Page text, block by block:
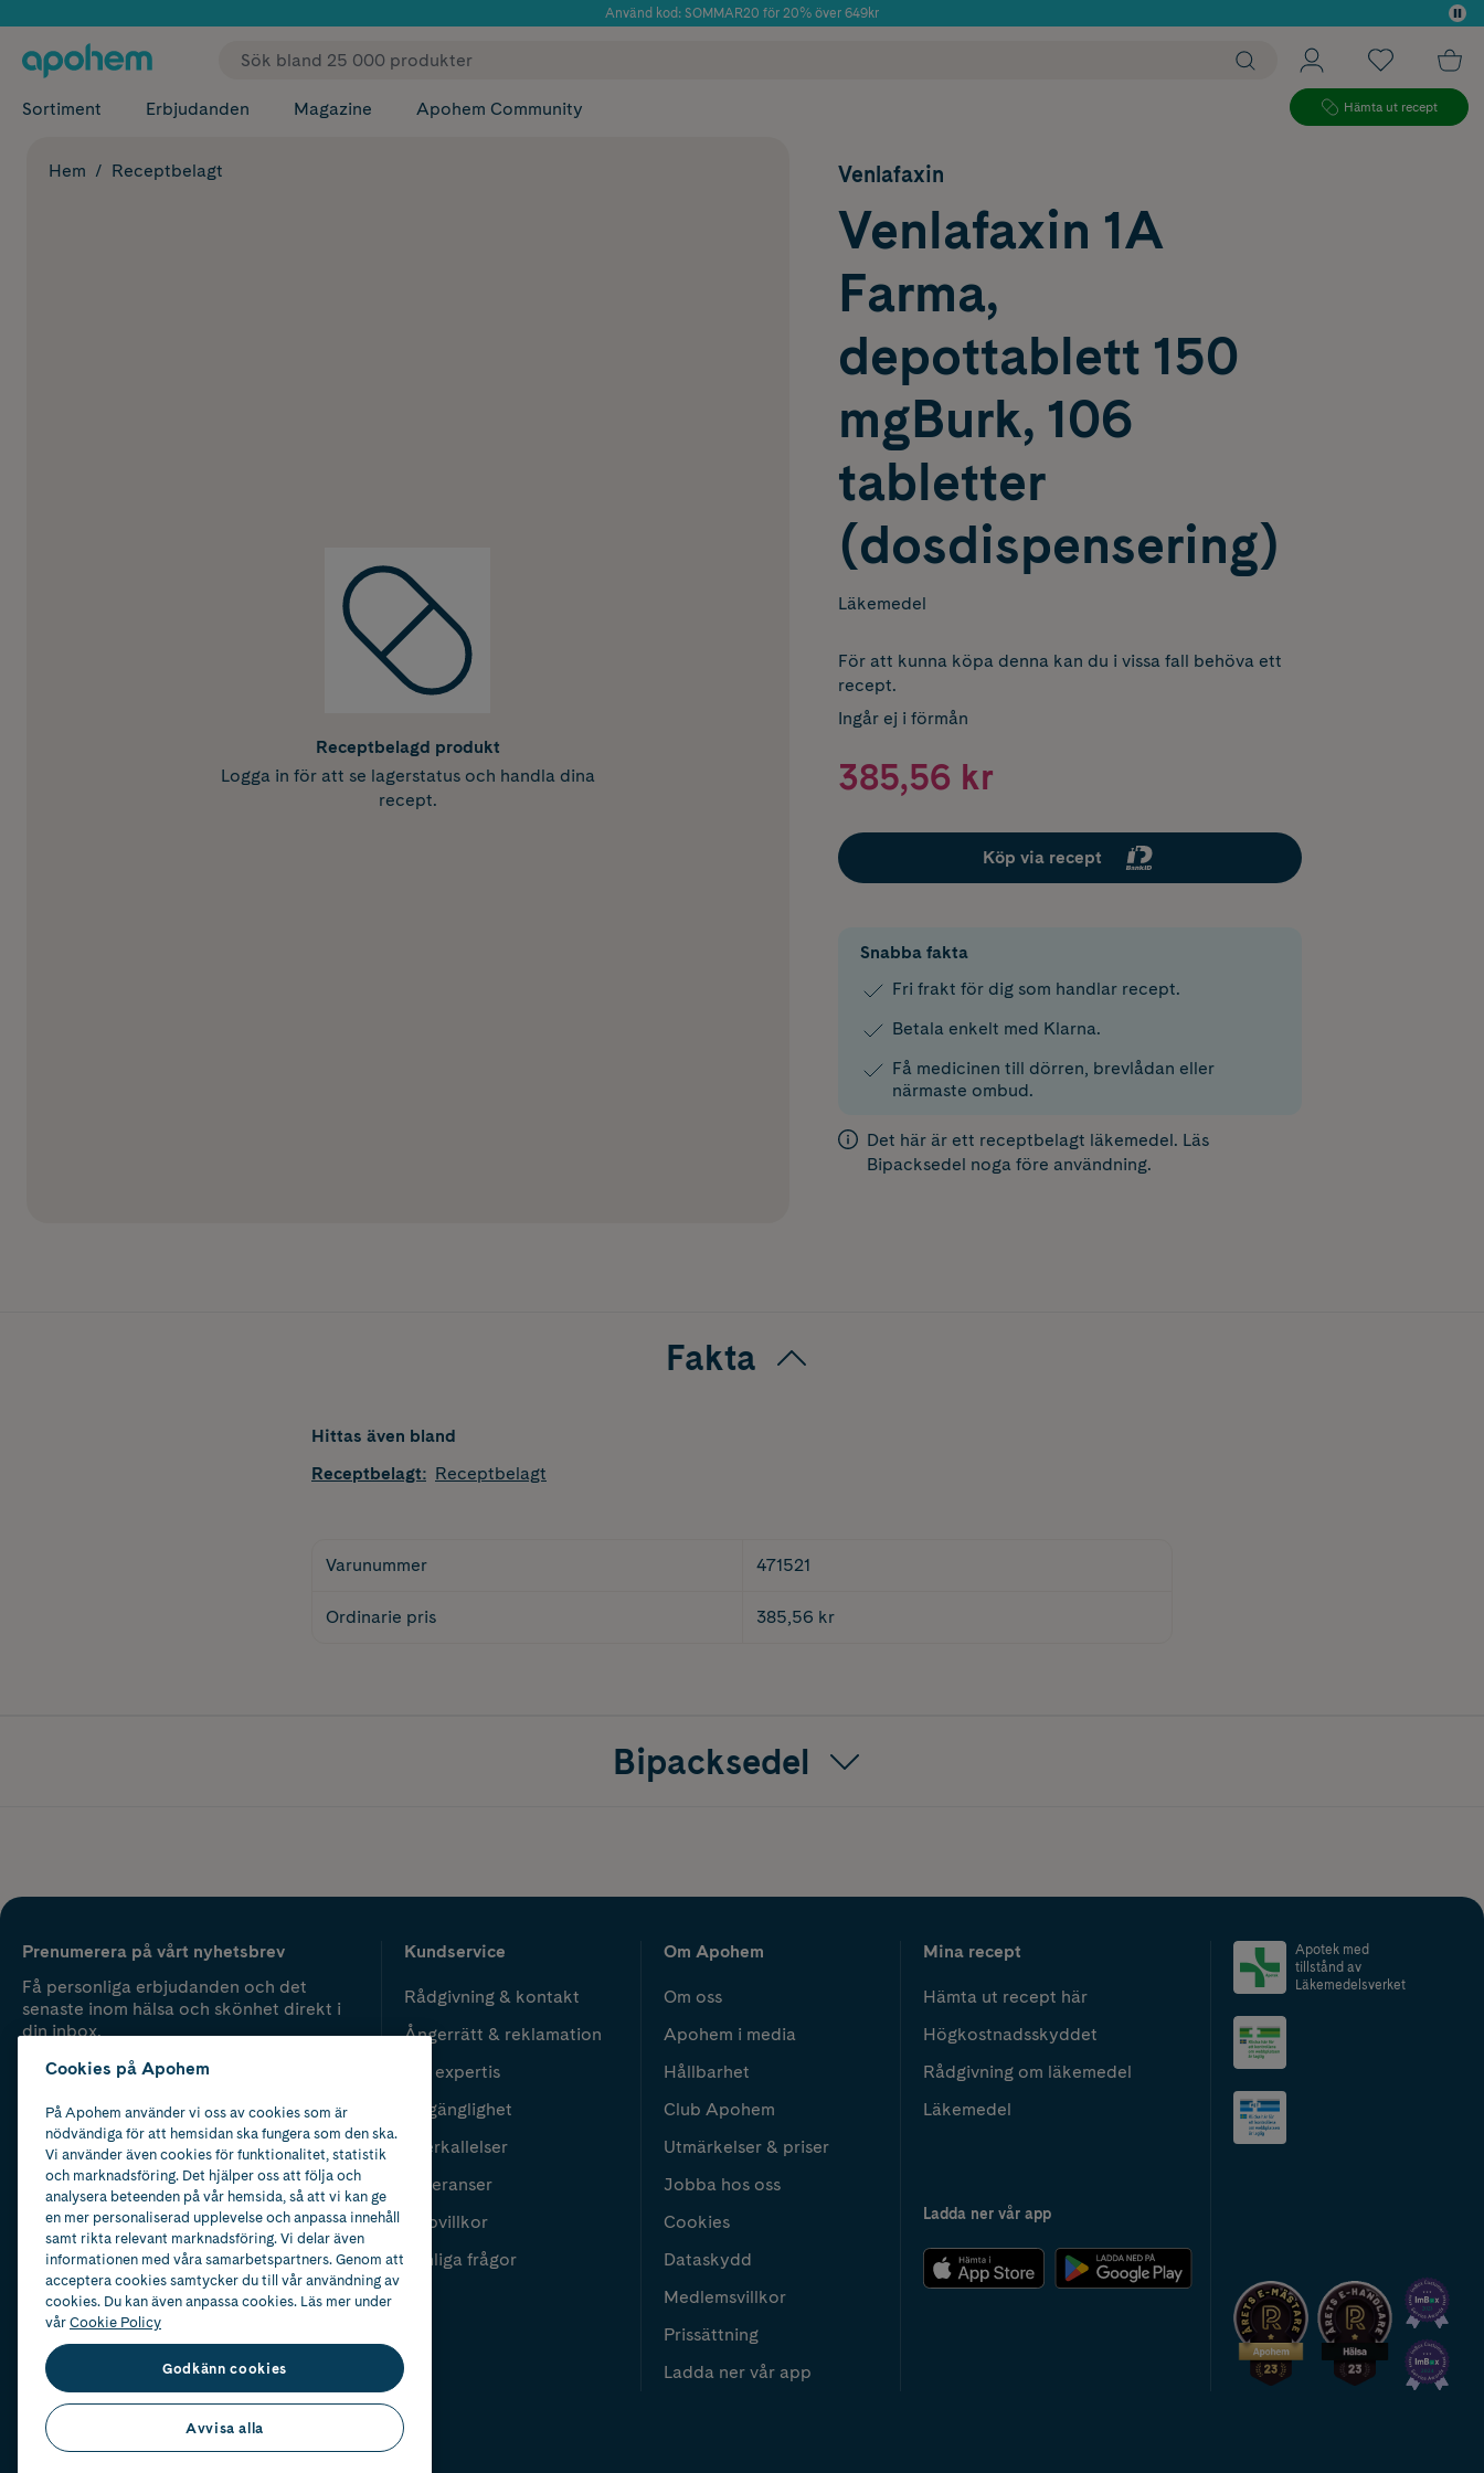
Använd kod: SOMMAR20 för 20% över 649kr
✓ Fri frakt
Sortiment Erbjudanden Magazine Apohem Community Hämta ut recept
Hem Receptbelagt
Receptbelagd produkt
Logga in för att se lagerstatus och handla dina
recept.
Venlafaxin
Venlafaxin 1A
Farma,
depottablett 150
mgBurk, 106
tabletter
(dosdispensering)
Läkemedel
För att kunna köpa denna kan du i vissa fall behöva ett
recept.
Ingår ej i förmån
385,56 kr
Köp via recept
Snabba fakta
Fri frakt för dig som handlar recept.
Betala enkelt med Klarna.
Få medicinen till dörren, brevlådan eller
närmaste ombud.
Det här är ett receptbelagt läkemedel. Läs
Bipacksedel noga före användning.
Fakta
Hittas även bland
Receptbelagt: Receptbelagt
Varunummer 471521
Ordinarie pris 385,56 kr
Bipacksedel
Prenumerera på vårt nyhetsbrev
Få personliga erbjudanden och det
senaste inom hälsa och skönhet direkt i
din inbox.
Kundservice
Rådgivning & kontakt
Ångerrätt & reklamation
Vår expertis
Tillgänglighet
Återkallelser
Leveranser
Köpvillkor
Vanliga frågor
Om Apohem
Om oss
Apohem i media
Hållbarhet
Club Apohem
Utmärkelser & priser
Jobba hos oss
Cookies
Dataskydd
Medlemsvillkor
Prissättning
Ladda ner vår app
Mina recept
Hämta ut recept här
Högkostnadsskyddet
Rådgivning om läkemedel
Läkemedel
Ladda ner vår app
Apotek med
tillstånd av
Läkemedelsverket
2024
Cookies på Apohem
På Apohem använder vi oss av cookies som är
nödvändiga för att hemsidan ska fungera som den ska.
Vi använder även cookies för funktionalitet, statistik
och marknadsföring. Det hjälper oss att följa och
analysera beteenden på vår hemsida, så att vi kan ge
en mer personaliserad upplevelse och anpassa innehåll
samt rikta relevant marknadsföring. Vi delar även
informationen med våra samarbetspartners. Genom att
acceptera cookies samtycker du till vår användning av
cookies. Du kan även anpassa cookies. Läs mer under
vårCookie Policy
Godkänn cookies
Avvisa alla